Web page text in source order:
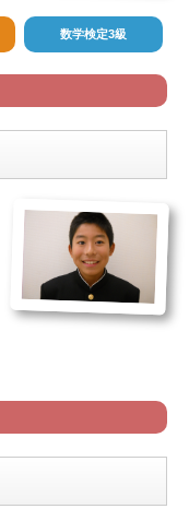
数学検定3級